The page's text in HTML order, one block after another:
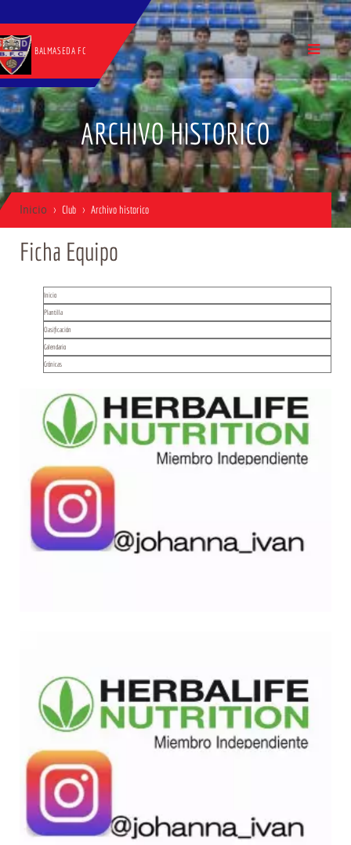
BALMASEDA FC
ARCHIVO HISTORICO
Inicio Club Archivo historico
Ficha Equipo
Inicio
Plantilla
Clasificación
Calendario
Crónicas